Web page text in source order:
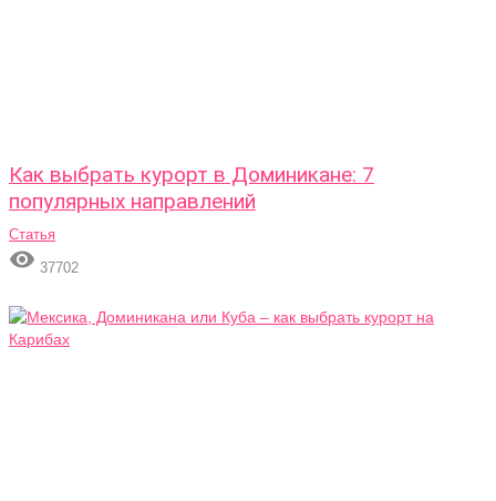
Как выбрать курорт в Доминикане: 7
популярных направлений
Статья
 37702